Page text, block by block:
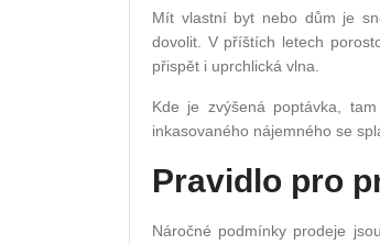
Mít vlastní byt nebo dům je
dovolit. V příštích letech
přispět i uprchlická vlna.
Kde je zvýšená poptávka,
inkasovaného nájemného se
Pravidlo pro
Náročné podmínky prodeje